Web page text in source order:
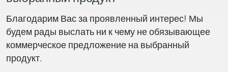
Благодарим Вас за проявленный интерес! Мы
будем рады выслать ни к чему не обязывающее
коммерческое предложение на выбранный
продукт.